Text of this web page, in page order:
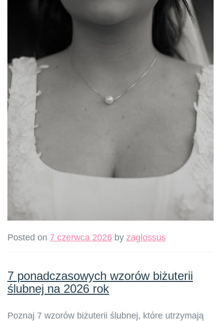
Posted on 7 czerwca 2026 by zaglossus
7 ponadczasowych wzorów biżuterii
ślubnej na 2026 rok
Poznaj 7 wzorów biżuterii ślubnej, które utrzymają